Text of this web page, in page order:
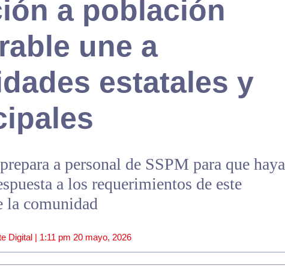
a población
une a
estatales y
a personal de SSPM para que haya
a los requerimientos de este
la comunidad
Digital | 1:11 pm 20 mayo, 2026